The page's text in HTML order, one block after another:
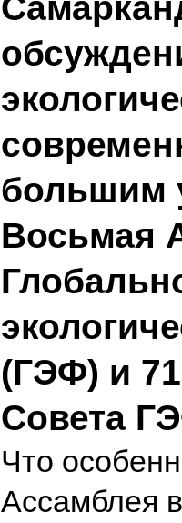
большим
Восьмая
(ГЭФ) и
Совета
Что
Ассамблея